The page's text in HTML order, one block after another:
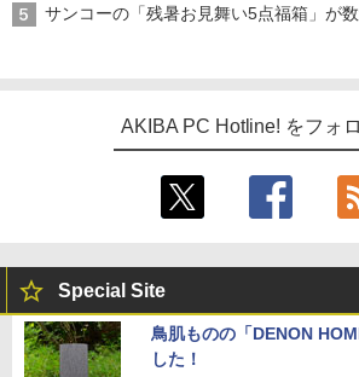
サンコーの「残暑お見舞い5点福箱」が
AKIBA PC Hotline! をフォ
Special Site
鳥肌ものの「DENON
した！